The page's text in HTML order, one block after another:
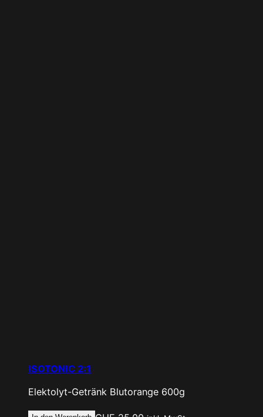
ISOTONIC 2:1
Elektolyt-Getränk Blutorange 600g